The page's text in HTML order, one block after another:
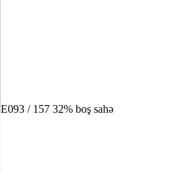
E093 / 157 32% boş sahə